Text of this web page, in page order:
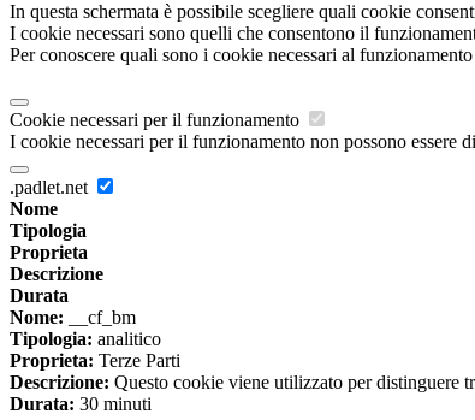
In questa schermata è possibile scegliere quali cookie
I cookie necessari sono quelli che consentono il
Per conoscere quali sono i cookie necessari al
Cookie necessari per il funzionamento
I cookie necessari per il funzionamento non possono
.padlet.net
Nome
Tipologia
Proprieta
Descrizione
Durata
Nome: __cf_bm
Tipologia: analitico
Proprieta: Terze Parti
Descrizione: Questo cookie viene utilizzato per distinguere
Durata: 30 minuti